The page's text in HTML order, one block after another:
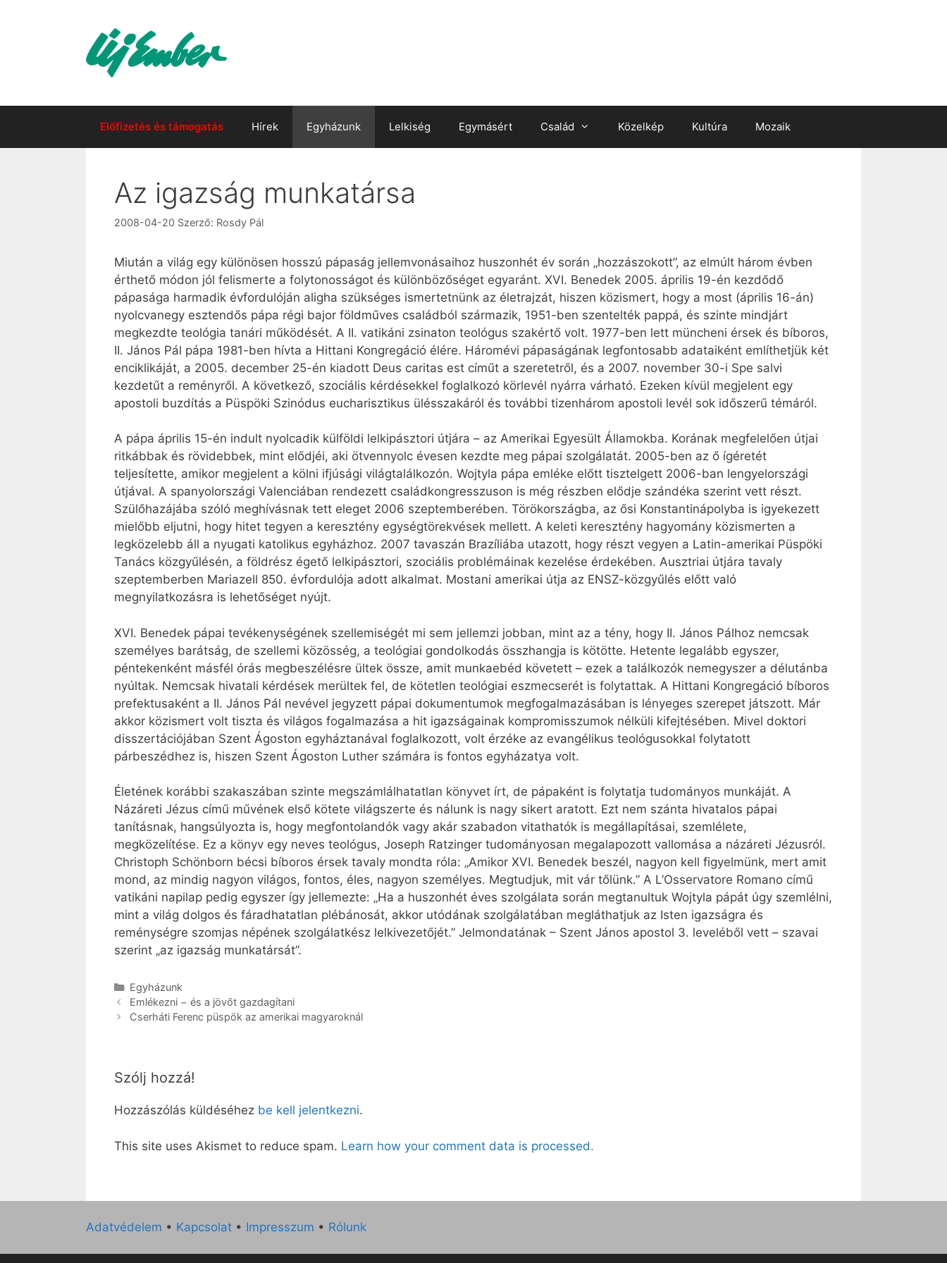
Előfizetés és támogatás Hírek Egyházunk Lelkiség Egymásért Család Közelkép Kultúra Mozaik
Az igazság munkatársa
2008-04-20 Szerző: Rosdy Pál
Miután a világ egy különösen hosszú pápaság jellemvonásaihoz huszonhét év során „hozzászokott”, az elmúlt három évben
érthető módon jól felismerte a folytonosságot és különbözőséget egyaránt. XVI. Benedek 2005. április 19-én kezdődő
pápasága harmadik évfordulóján aligha szükséges ismertetnünk az életrajzát, hiszen közismert, hogy a most (április 16-án)
nyolcvanegy esztendős pápa régi bajor földműves családból származik, 1951-ben szentelték pappá, és szinte mindjárt
megkezdte teológia tanári működését. A II. vatikáni zsinaton teológus szakértő volt. 1977-ben lett müncheni érsek és bíboros,
II. János Pál pápa 1981-ben hívta a Hittani Kongregáció élére. Háromévi pápaságának legfontosabb adataiként említhetjük két
enciklikáját, a 2005. december 25-én kiadott Deus caritas est címűt a szeretetről, és a 2007. november 30-i Spe salvi
kezdetűt a reményről. A következő, szociális kérdésekkel foglalkozó körlevél nyárra várható. Ezeken kívül megjelent egy
apostoli buzdítás a Püspöki Szinódus eucharisztikus ülésszakáról és további tizenhárom apostoli levél sok időszerű témáról.
A pápa április 15-én indult nyolcadik külföldi lelkipásztori útjára – az Amerikai Egyesült Államokba. Korának megfelelően útjai
ritkábbak és rövidebbek, mint elődjéi, aki ötvennyolc évesen kezdte meg pápai szolgálatát. 2005-ben az ő ígéretét
teljesítette, amikor megjelent a kölni ifjúsági világtalálkozón. Wojtyla pápa emléke előtt tisztelgett 2006-ban lengyelországi
útjával. A spanyolországi Valenciában rendezett családkongresszuson is még részben elődje szándéka szerint vett részt.
Szülőhazájába szóló meghívásnak tett eleget 2006 szeptemberében. Törökországba, az ősi Konstantinápolyba is igyekezett
mielőbb eljutni, hogy hitet tegyen a keresztény egységtörekvések mellett. A keleti keresztény hagyomány közismerten a
legközelebb áll a nyugati katolikus egyházhoz. 2007 tavaszán Brazíliába utazott, hogy részt vegyen a Latin-amerikai Püspöki
Tanács közgyűlésén, a földrész égető lelkipásztori, szociális problémáinak kezelése érdekében. Ausztriai útjára tavaly
szeptemberben Mariazell 850. évfordulója adott alkalmat. Mostani amerikai útja az ENSZ-közgyűlés előtt való
megnyilatkozásra is lehetőséget nyújt.
XVI. Benedek pápai tevékenységének szellemiségét mi sem jellemzi jobban, mint az a tény, hogy II. János Pálhoz nemcsak
személyes barátság, de szellemi közösség, a teológiai gondolkodás összhangja is kötötte. Hetente legalább egyszer,
péntekenként másfél órás megbeszélésre ültek össze, amit munkaebéd követett – ezek a találkozók nemegyszer a délutánba
nyúltak. Nemcsak hivatali kérdések merültek fel, de kötetlen teológiai eszmecserét is folytattak. A Hittani Kongregáció bíboros
prefektusaként a II. János Pál nevével jegyzett pápai dokumentumok megfogalmazásában is lényeges szerepet játszott. Már
akkor közismert volt tiszta és világos fogalmazása a hit igazságainak kompromisszumok nélküli kifejtésében. Mivel doktori
disszertációjában Szent Ágoston egyháztanával foglalkozott, volt érzéke az evangélikus teológusokkal folytatott
párbeszédhez is, hiszen Szent Ágoston Luther számára is fontos egyházatya volt.
Életének korábbi szakaszában szinte megszámlálhatatlan könyvet írt, de pápaként is folytatja tudományos munkáját. A
Názáreti Jézus című művének első kötete világszerte és nálunk is nagy sikert aratott. Ezt nem szánta hivatalos pápai
tanításnak, hangsúlyozta is, hogy megfontolandók vagy akár szabadon vitathatók is megállapításai, szemlélete,
megközelítése. Ez a könyv egy neves teológus, Joseph Ratzinger tudományosan megalapozott vallomása a názáreti Jézusról.
Christoph Schönborn bécsi bíboros érsek tavaly mondta róla: „Amikor XVI. Benedek beszél, nagyon kell figyelmünk, mert amit
mond, az mindig nagyon világos, fontos, éles, nagyon személyes. Megtudjuk, mit vár tőlünk.” A L’Osservatore Romano című
vatikáni napilap pedig egyszer így jellemezte: „Ha a huszonhét éves szolgálata során megtanultuk Wojtyla pápát úgy szemlélni,
mint a világ dolgos és fáradhatatlan plébánosát, akkor utódának szolgálatában megláthatjuk az Isten igazságra és
reménységre szomjas népének szolgálatkész lelkivezetőjét.” Jelmondatának – Szent János apostol 3. leveléből vett – szavai
szerint „az igazság munkatársát”.
Kategória
Egyházunk
Emlékezni − és a jövőt gazdagítani
Cserháti Ferenc püspök az amerikai magyaroknál
Szólj hozzá!
Hozzászólás küldéséhez be kell jelentkezni.
This site uses Akismet to reduce spam. Learn how your comment data is processed.
Adatvédelem • Kapcsolat • Impresszum • Rólunk